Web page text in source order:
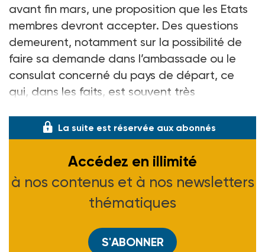
avant fin mars, une proposition que les Etats
membres devront accepter. Des questions
demeurent, notamment sur la possibilité de
faire sa demande dans l’ambassade ou le
consulat concerné du pays de départ, ce
qui, dans les faits, est souvent très
La suite est réservée aux abonnés
Accédez en illimité
à nos contenus et à nos newsletters
thématiques
S'ABONNER